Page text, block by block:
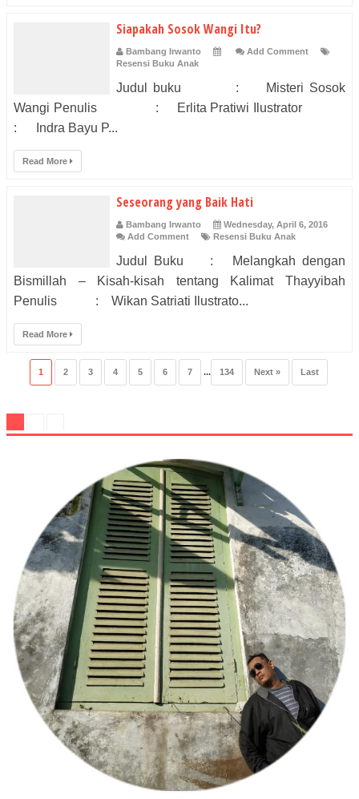
Siapakah Sosok Wangi Itu?
Bambang Irwanto
Add Comment
Resensi Buku Anak
Judul buku : Misteri Sosok
Wangi Penulis : Erlita Pratiwi Ilustrator
: Indra Bayu P...
Read More
Seseorang yang Baik Hati
Bambang Irwanto
Wednesday, April 6, 2016
Add Comment
Resensi Buku Anak
Judul Buku : Melangkah dengan
Bismillah – Kisah-kisah tentang Kalimat Thayyibah
Penulis : Wikan Satriati Ilustrato...
Read More
1 2 3 4 5 6 7 ... 134 Next » Last